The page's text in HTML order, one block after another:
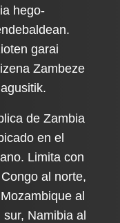
hego-
garai
Zambeze
de Zambia
en el
Limita con
al norte,
al
Namibia al